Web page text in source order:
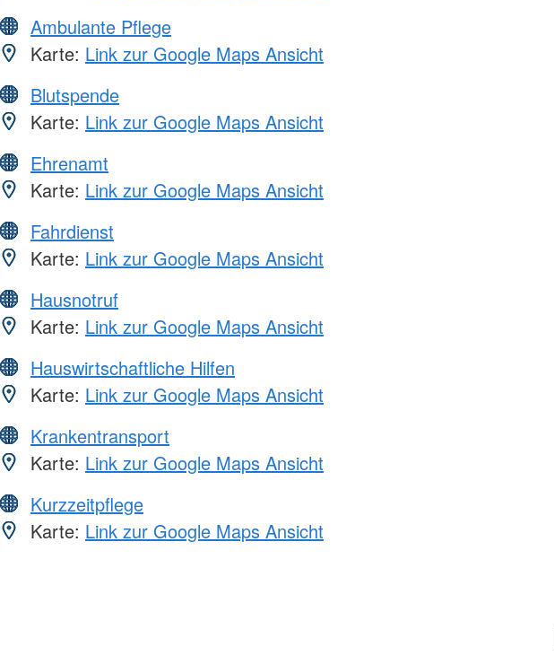
Ambulante Pflege
Karte: Link zur Google Maps Ansicht
Blutspende
Karte: Link zur Google Maps Ansicht
Ehrenamt
Karte: Link zur Google Maps Ansicht
Fahrdienst
Karte: Link zur Google Maps Ansicht
Hausnotruf
Karte: Link zur Google Maps Ansicht
Hauswirtschaftliche Hilfen
Karte: Link zur Google Maps Ansicht
Krankentransport
Karte: Link zur Google Maps Ansicht
Kurzzeitpflege
Karte: Link zur Google Maps Ansicht